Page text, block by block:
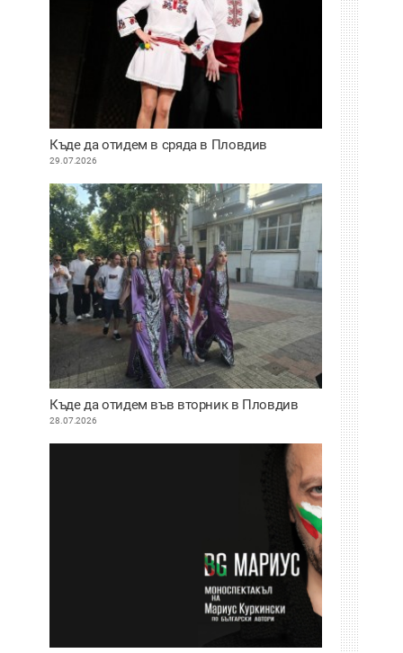
Къде да отидем в сряда в Пловдив
29.07.2026
Къде да отидем във вторник в Пловдив
28.07.2026